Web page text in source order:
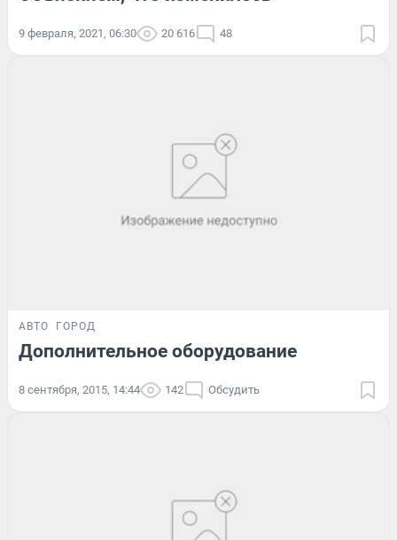
9 февраля, 2021, 06:30 20 616 48
АВТО ГОРОД
Дополнительное оборудование
8 сентября, 2015, 14:44 142 Обсудить